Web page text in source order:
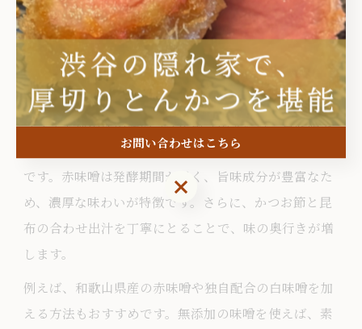
赤出汁のコクを引き出す調理ポ
イント
ランチ向け赤出汁の深いコクを出すコツ
ランチで赤出汁の深いコクを引き出すには、豆味噌や
八丁味噌など赤味噌の選び方と、出汁の取り方が重要
です。赤味噌は発酵期間が長く、旨味成分が豊富なた
め、濃厚な味わいが特徴です。さらに、かつお節と昆
布の合わせ出汁を丁寧にとることで、味の奥行きが増
します。
例えば、和歌山県産の赤味噌や独自配合の白味噌を加
える方法もおすすめです。無添加の味噌を使えば、素
お問い合わせはこちら
お問い合わせはこちら